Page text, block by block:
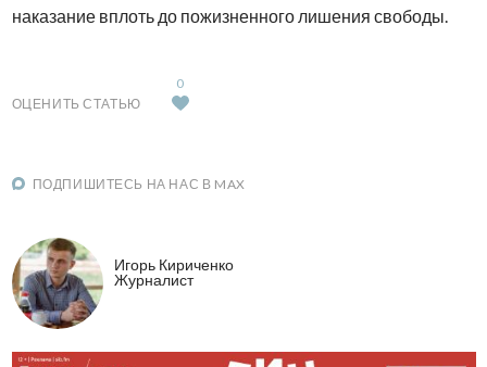
наказание вплоть до пожизненного лишения свободы.
ОЦЕНИТЬ СТАТЬЮ
0
ПОДПИШИТЕСЬ НА НАС В MAX
Игорь Кириченко
Журналист